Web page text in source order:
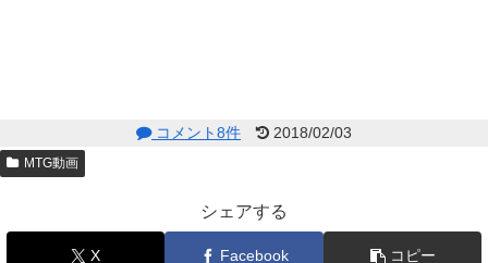
コメント8件 2018/02/03
MTG動画
シェアする
X Facebook コピー